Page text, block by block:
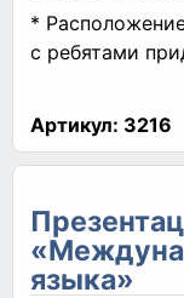
*
с ребятами
Артикул: 3216
языка»